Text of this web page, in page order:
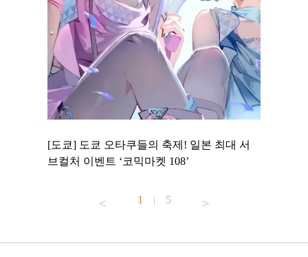
[도쿄] 도쿄 오타쿠들의 축제! 일본 최대 서
브컬처 이벤트 ‘코믹마켓 108’
1 | 5